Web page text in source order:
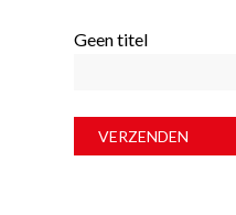
Geen titel